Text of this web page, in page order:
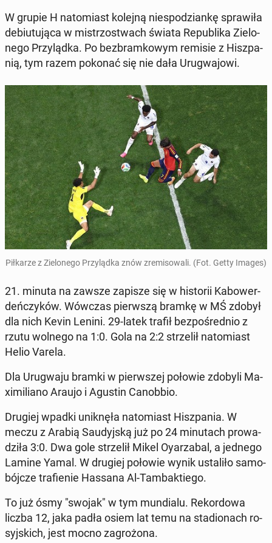
W grupie H na­to­miast kolejną nie­spo­dzian­kę spra­wi­ła
de­biu­tu­ją­ca w mi­strzo­stwach świata Re­pu­bli­ka Zie­lo­
ne­go Przy­ląd­ka. Po bez­bram­ko­wym remisie z Hisz­pa­
nią, tym razem pokonać się nie dała Uru­gwa­jo­wi.
Pił­ka­rze z Zie­lo­ne­go Przy­ląd­ka znów zre­mi­so­wa­li. (Fot. Getty Images)
21. minuta na zawsze zapisze się w hi­sto­rii Ka­bo­wer­
deń­czy­ków. Wówczas pierw­szą bramkę w MŚ zdobył
dla nich Kevin Lenini. 29-latek trafił bez­po­śred­nio z
rzutu wolnego na 1:0. Gola na 2:2 strze­lił na­to­miast
Helio Varela.
Dla Uru­gwa­ju bramki w pierw­szej połowie zdobyli Ma­
xi­mi­lia­no Araujo i Agustin Ca­nob­bio.
Drugiej wpadki unik­nę­ła na­to­miast Hisz­pa­nia. W
meczu z Arabią Sau­dyj­ską już po 24 mi­nu­tach pro­wa­
dzi­ła 3:0. Dwa gole strze­lił Mikel Oy­arza­bal, a jednego
Lamine Yamal. W drugiej połowie wynik usta­li­ło sa­mo­
bój­cze tra­fie­nie Hassana Al-Tam­bak­tie­go.
To już ósmy "swojak" w tym mun­dia­lu. Re­kor­do­wa
liczba 12, jaka padła osiem lat temu na sta­dio­nach ro­
syj­skich, jest mocno za­gro­żo­na.